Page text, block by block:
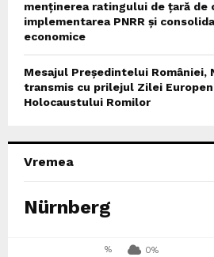
menținerea ratingului de țară de
implementarea PNRR și
economice
Mesajul Președintelui României,
transmis cu prilejul Zilei
Holocaustului Romilor
Vremea
Nürnberg
% 0%